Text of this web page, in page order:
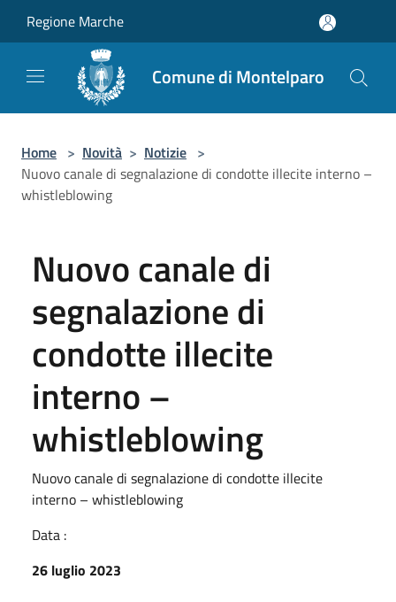
Regione Marche
Comune di Montelparo
Home > Novità > Notizie >
Nuovo canale di segnalazione di condotte illecite interno –
whistleblowing
Nuovo canale di
segnalazione di
condotte illecite
interno –
whistleblowing
Nuovo canale di segnalazione di condotte illecite
interno – whistleblowing
Data :
26 luglio 2023